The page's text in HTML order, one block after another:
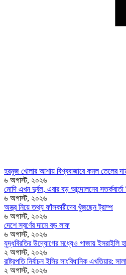
হরমুজ খোলার আশায় বিশ্ববাজারে কমল তেলের
৬ অগাস্ট, ২০২৬
মোদি এখন দুর্বল, এবার বড় আন্দোলনের
৬ অগাস্ট, ২০২৬
অস্ত্র নিয়ে তথ্য ফাঁসকারীদের খুঁজছেন ট্রাম্প
৬ অগাস্ট, ২০২৬
দেশে স্বর্ণের দামে বড় লাফ
৬ অগাস্ট, ২০২৬
যুদ্ধবিরতির উদ্যোগের মধ্যেও গাজায় ইসরাইলি
২ অগাস্ট, ২০২৬
রাষ্ট্রপতি নির্বাচন ইসির সাংবিধানিক এখতিয়ার:
২ অগাস্ট, ২০২৬